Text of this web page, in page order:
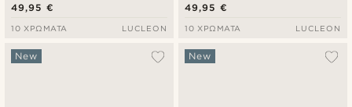
49,95 €
10 ΧΡΏΜΑΤΑ LUCLEON
49,95 €
10 ΧΡΏΜΑΤΑ LUCLEON
New New